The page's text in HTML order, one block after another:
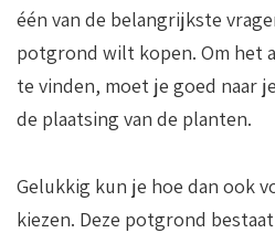
één van de belangrijkste
potgrond wilt kopen. Om het
te vinden, moet je goed naar
de plaatsing van de planten.
Gelukkig kun je hoe dan ook
kiezen. Deze potgrond